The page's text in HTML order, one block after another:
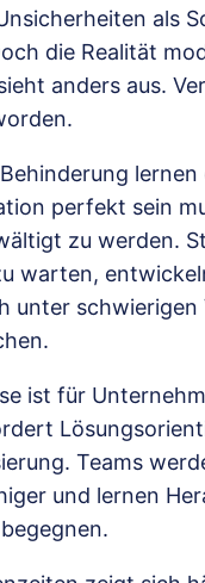
als
die Realität
anders aus.
perfekt sein
zu werden.
warten,
unter schwierigen
ist für
Teams
und lernen